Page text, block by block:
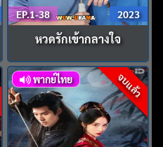
EP.1-38 2023
หวดรักเข้ากลางใจ
จบแล้ว
พากย์ไทย